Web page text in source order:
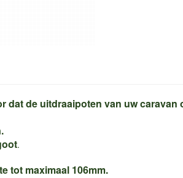
dat de uitdraaipoten van uw
.
tot maximaal 106mm.